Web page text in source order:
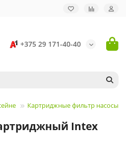
+375 29 171-40-40
Картриджные фильтр насосы
Intex